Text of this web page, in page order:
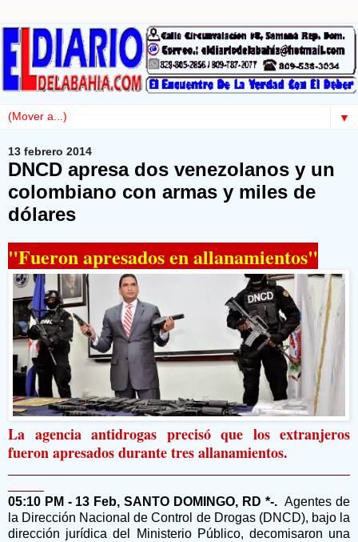
▼
13 febrero 2014
DNCD apresa dos venezolanos y un
colombiano con armas y miles de
dólares
"Fueron apresados en allanamientos"
La agencia antidrogas precisó que los extranjeros
fueron apresados durante tres allanamientos.
05:10 PM - 13 Feb, SANTO DOMINGO, RD *-.Agentes de
la Dirección Nacional de Control de Drogas (DNCD), bajo la
dirección jurídica del Ministerio Público, decomisaron una